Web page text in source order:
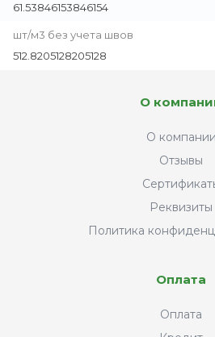
61.53846153846154
шт/м3 без учета швов
512.8205128205128
О
О компании
Отзывы
Реквизиты
Политика
Оплата
Оплата